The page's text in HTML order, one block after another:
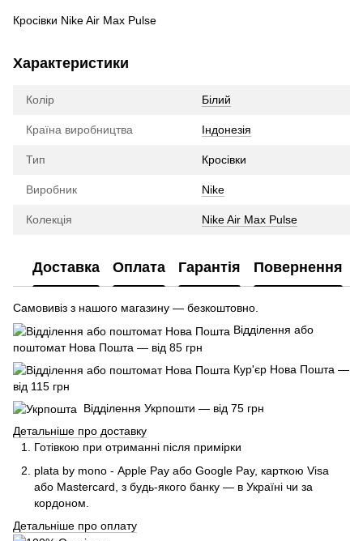
Кросівки Nike Air Max Pulse
Характеристики
Колір Білий
Країна виробництва Індонезія
Тип Кросівки
Виробник Nike
Колекція Nike Air Max Pulse
Доставка Оплата Гарантія Повернення
Самовивіз з нашого магазину — безкоштовно.
Відділення або
поштомат Нова Пошта — від 85 грн
Кур'єр Нова Пошта —
від 115 грн
Відділення Укрпошти — від 75 грн
Детальніше про доставку
Готівкою при отриманні після примірки
plata by mono - Apple Pay або Google Pay, карткою Visa
або Mastercard, з будь-якого банку — в Україні чи за
кордоном.
Детальніше про оплату